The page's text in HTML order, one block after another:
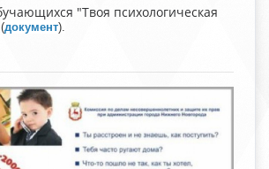
"Твоя психологическая
(документ).